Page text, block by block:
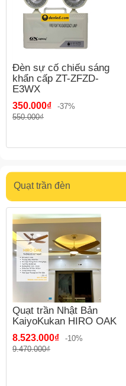
Đèn sự cố chiếu sáng
khẩn cấp ZT-ZFZD-
E3WX
350.000₫
-37%
550.000₫
Quạt trần đèn
Quạt trần Nhật Bản
KaiyoKukan HIRO OAK
8.523.000₫
-10%
9.470.000₫